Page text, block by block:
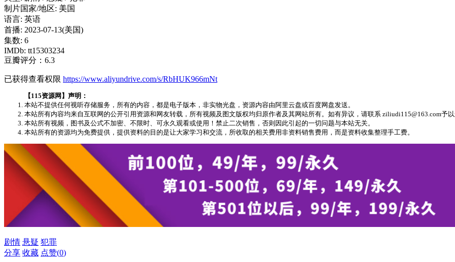
制片国家/地区: 美国
语言: 英语
首播: 2023-07-13(美国)
集数: 6
IMDb: tt15303234
豆瓣评分：6.3
已获得查看权限 https://www.aliyundrive.com/s/RbHUK966mNt
【115资源网】声明：
本站不提供任何视听存储服务，所有的内容，都是电子版本，非实物光盘，资源内容由阿里云盘或百度网盘发送。
本站所有内容均来自互联网的公开引用资源和网友转载，所有视频及图文版权均归原作者及其网站所有。如有异议，请联系 ziliudi115@163.com予
本站所有视频，图书及公式不加密、不限时、可永久观看或使用！禁止二次销售，否则因此引起的一切问题与本站无关。
本站所有的资源均为免费提供，提供资料的目的是让大家学习和交流，所收取的相关费用非资料销售费用，而是资料收集整理手工费。
剧情 悬疑 犯罪
分享 收藏 点赞(0)